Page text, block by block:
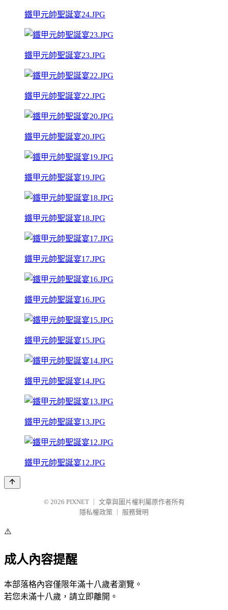
鐵甲元帥聖誕宴24.JPG
鐵甲元帥聖誕宴23.JPG
鐵甲元帥聖誕宴22.JPG
鐵甲元帥聖誕宴20.JPG
鐵甲元帥聖誕宴19.JPG
鐵甲元帥聖誕宴18.JPG
鐵甲元帥聖誕宴17.JPG
鐵甲元帥聖誕宴16.JPG
鐵甲元帥聖誕宴15.JPG
鐵甲元帥聖誕宴14.JPG
鐵甲元帥聖誕宴13.JPG
鐵甲元帥聖誕宴12.JPG
© 2026 PIXNET
文章與圖片權利屬原作者所有
隱私權政策
服務聲明
⚠️
成人內容提醒
本部落格內容僅限年滿十八歲者瀏覽。
若您未滿十八歲，請立即離開。